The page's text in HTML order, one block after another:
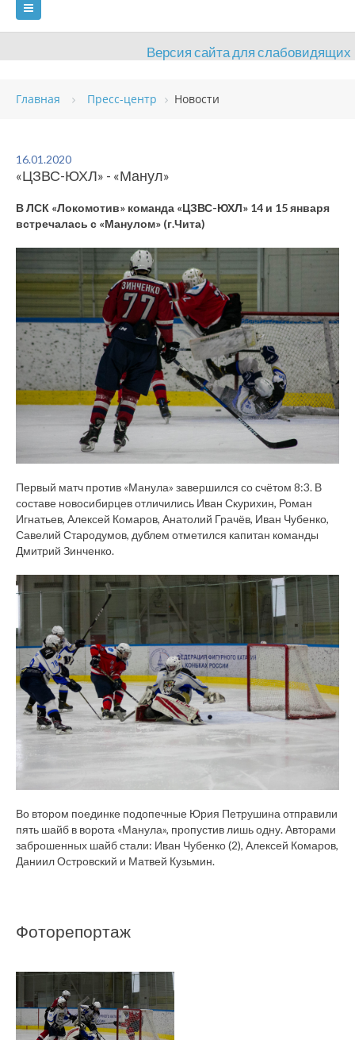
Версия сайта для слабовидящих
ГЛАВНАЯ
ВИДЫ СПОРТА
ОЦЕНКА КАЧЕСТВА ОБРАЗОВАНИЯ
КОНТАКТЫ
Главная Пресс-центр Новости
16.01.2020
«ЦЗВС-ЮХЛ» - «Манул»
В ЛСК «Локомотив» команда «ЦЗВС-ЮХЛ» 14 и 15 января
встречалась с «Манулом» (г.Чита)
Первый матч против «Манула» завершился со счётом 8:3. В
составе новосибирцев отличились Иван Скурихин, Роман
Игнатьев, Алексей Комаров, Анатолий Грачёв, Иван Чубенко,
Савелий Стародумов, дублем отметился капитан команды
Дмитрий Зинченко.
Во втором поединке подопечные Юрия Петрушина отправили
пять шайб в ворота «Манула», пропустив лишь одну. Авторами
заброшенных шайб стали: Иван Чубенко (2), Алексей Комаров,
Даниил Островский и Матвей Кузьмин.
Фоторепортаж